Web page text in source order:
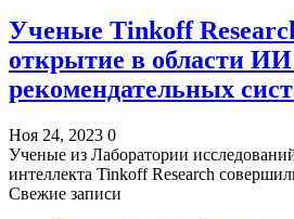
Ученые Tinkoff
открытие в области
рекомендательных
Ноя 24, 2023 0
Ученые из Лаборатории
интеллекта Tinkoff Research
Свежие записи